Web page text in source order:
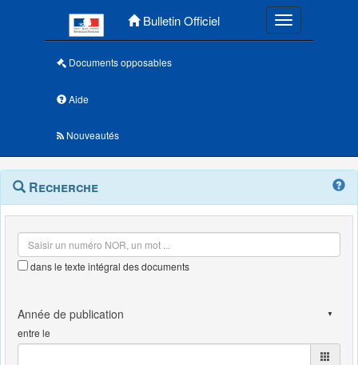
Bulletin Officiel Toggle
Documents opposables
Aide
Nouveautés
Navigation
outils
Menu
contextuel
Recherche
dans le texte intégral des documents
entre le